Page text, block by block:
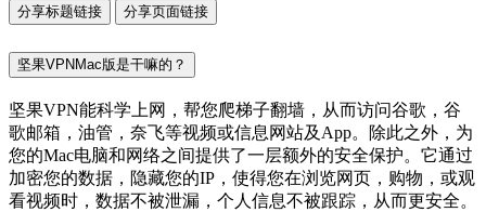
分享标题链接 分享页面链接
坚果VPNMac版是干嘛的？
坚果VPN能科学上网，帮您爬梯子翻墙，从而访问谷歌，谷
歌邮箱，油管，奈飞等视频或信息网站及App。除此之外，为
您的Mac电脑和网络之间提供了一层额外的安全保护。它通过
加密您的数据，隐藏您的IP，使得您在浏览网页，购物，或观
看视频时，数据不被泄漏，个人信息不被跟踪，从而更安全。